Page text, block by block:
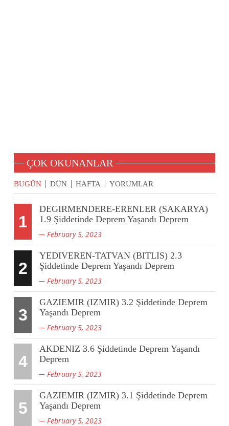
ÇOK OKUNANLAR
BUGÜN DÜN HAFTA YORUMLAR
1
DEGIRMENDERE-ERENLER (SAKARYA)
1.9 Şiddetinde Deprem Yaşandı Deprem
February 5, 2023
2
YEDIVEREN-TATVAN (BITLIS) 2.3
Şiddetinde Deprem Yaşandı Deprem
February 5, 2023
3
GAZIEMIR (IZMIR) 3.2 Şiddetinde Deprem
Yaşandı Deprem
February 5, 2023
4
AKDENIZ 3.6 Şiddetinde Deprem Yaşandı
Deprem
February 5, 2023
5
GAZIEMIR (IZMIR) 3.1 Şiddetinde Deprem
Yaşandı Deprem
February 5, 2023